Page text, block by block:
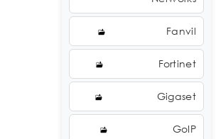
Fanvil
Fortinet
Gigaset
GoIP